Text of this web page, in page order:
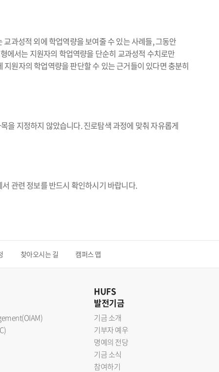
과성적 외에 학업역량을 보여줄 수 있는 사례들, 그동안
에서는 지원자의 학업역량을 단순히 교과성적 수치로만
원자의 학업역량을 판단할 수 있는 근거들이 있다면 충분히
을 지정하지 않았습니다. 진로탐색 과정에 맞춰 자유롭게
관련 정보를 반드시 확인하시기 바랍니다.
찾아오시는 길 캠퍼스 맵
HUFS
발전기금
기금 소개
기부자 예우
명예의 전당
기금 소식
참여하기